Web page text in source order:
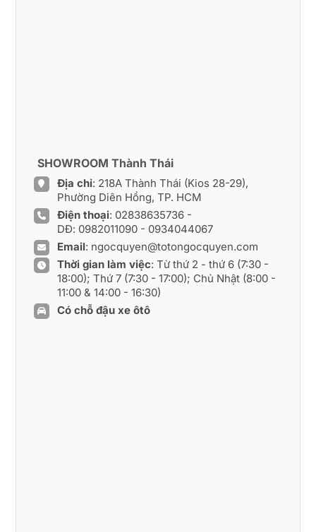
SHOWROOM Thành Thái
Địa chỉ: 218A Thành Thái (Kios 28-29),
Phường Diên Hồng, TP. HCM
Điện thoại: 02838635736 -
DĐ: 0982011090- 0934044067
Email: ngocquyen@totongocquyen.com
Thời gian làm việc: Từ thứ 2 - thứ 6 (7:30 -
18:00); Thứ 7 (7:30 - 17:00); Chủ Nhật (8:00 -
11:00 & 14:00 - 16:30)
Có chỗ đậu xe ôtô